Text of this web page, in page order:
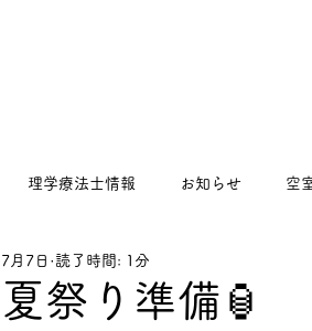
理学療法士情報 お知らせ 空
ス るくるキッチン
夏祭り準備🏮
7月7日 読了時間: 1分